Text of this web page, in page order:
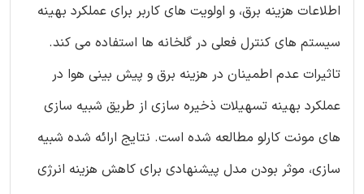
اطلاعات هزینه برق، و اولویت های کاربر برای عملکرد بهینه
سیستم های کنترل فعلی در گلخانه ها استفاده می کند.
تاثیرات عدم اطمینان در هزینه برق و پیش بینی هوا در
عملکرد بهینه تسهیلات ذخیره سازی از طریق شبیه سازی
های مونت کارلو مطالعه شده است. نتایج ارائه شده شبیه
سازی، موثر بودن مدل پیشنهادی برای کاهش هزینه انرژی